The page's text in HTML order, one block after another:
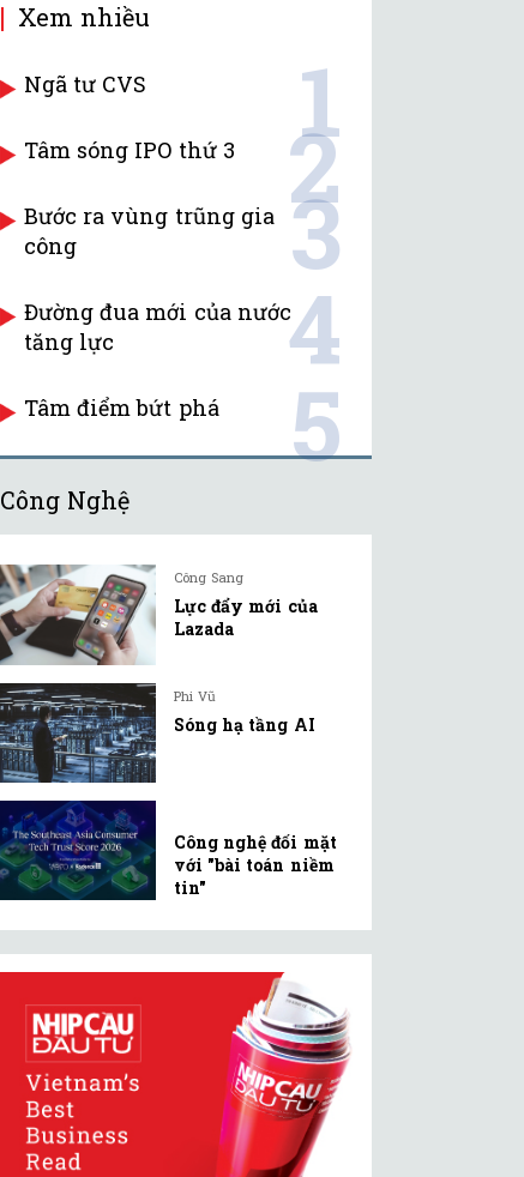
Xem nhiều
Ngã tư CVS 1
Tâm sóng IPO thứ 3 2
Bước ra vùng trũng gia
công
3
Đường đua mới của nước
tăng lực
4
Tâm điểm bứt phá 5
Công Nghệ
Công Sang
Lực đẩy mới của
Lazada
Phi Vũ
Sóng hạ tầng AI
Công nghệ đối mặt
với "bài toán niềm
tin"